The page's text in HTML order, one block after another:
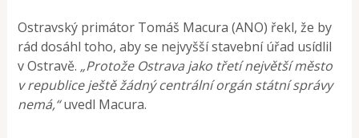
Ostravský primátor Tomáš Macura (ANO) řekl, že by
rád dosáhl toho, aby se nejvyšší stavební úřad usídlil
v Ostravě. „Protože Ostrava jako třetí největší město
v republice ještě žádný centrální orgán státní správy
nemá,“uvedl Macura.